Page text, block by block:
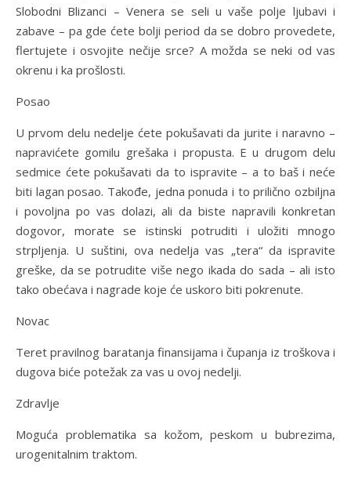
Slobodni Blizanci – Venera se seli u vaše polje ljubavi i
zabave – pa gde ćete bolji period da se dobro provedete,
flertujete i osvojite nečije srce? A možda se neki od vas
okrenu i ka prošlosti.
Posao
U prvom delu nedelje ćete pokušavati da jurite i naravno –
napravićete gomilu grešaka i propusta. E u drugom delu
sedmice ćete pokušavati da to ispravite – a to baš i neće
biti lagan posao. Takođe, jedna ponuda i to prilično ozbiljna
i povoljna po vas dolazi, ali da biste napravili konkretan
dogovor, morate se istinski potruditi i uložiti mnogo
strpljenja. U suštini, ova nedelja vas „tera“ da ispravite
greške, da se potrudite više nego ikada do sada – ali isto
tako obećava i nagrade koje će uskoro biti pokrenute.
Novac
Teret pravilnog baratanja finansijama i čupanja iz troškova i
dugova biće potežak za vas u ovoj nedelji.
Zdravlje
Moguća problematika sa kožom, peskom u bubrezima,
urogenitalnim traktom.